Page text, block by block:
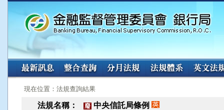
:::
現在位置：法規查詢結果
法規名稱： 廢 中央信託局條例